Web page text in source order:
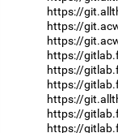
https://
https://
https://
https://
https://
https://
https://
https://
https://